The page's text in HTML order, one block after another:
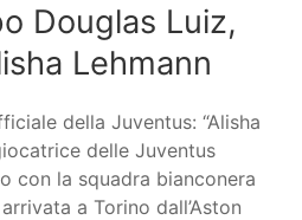
Douglas Luiz,
Lehmann
della Juventus: “Alisha
delle Juventus
con la squadra bianconera
a Torino dall’Aston